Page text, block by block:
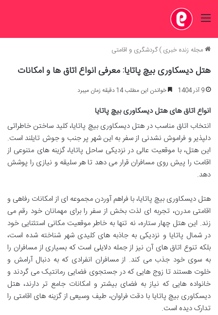
منو
مجله زنده خبری)گردشگری و اقامتی
هتل دیسکاوری بیچ پاتایا: معرفی انواع اتاق ها و امکانات
9 آذر 1404 خواندن این مطلب 14 دقیقه زمان میبرد
انواع اتاق های هتل دیسکاوری بیچ پاتایا
انتخاب اتاق مناسب در هتل دیسکاوری بیچ پاتایا، کلید ساختن خاطراتی
دلپذیر و فراموش نشدنی از سفر به این شهر پر جنب و جوش تایلند است.
این هتل، با موقعیت عالی در نزدیکی ساحل پاتایا، گزینه های متنوعی از
اقامت را پیش روی مسافران قرار می دهد تا هر سلیقه و نیازی را پوشش
دهد.
هتل دیسکاوری بیچ پاتایا، با فراهم آوردن مجموعه ای از امکانات رفاهی و
اقامتی مدرن، تجربه ای لذت بخش از سفر را برای مهمانان خود رقم می
زند. این هتل چهار ستاره، نه تنها به خاطر موقعیت مکانی استثنایی خود
در شمال پاتایا و نزدیکی به جاذبه های کلیدی شهر شناخته شده است،
بلکه تنوع اتاق های آن نیز از جمله دلایلی است که بسیاری از مسافران را
به سوی خود جذب می کند. از مسافران انفرادی که به دنبال آرامش و
خلوت هستند تا زوج هایی که در جستجوی فضایی رمانتیک می گردند و
خانواده هایی که نیاز به فضای بیشتر و امکانات جامع تر دارند، هتل
دیسکاوری بیچ پاتایا با دقت فراوان، طیف وسیعی از گزینه های اقامتی را
تدارک دیده است.